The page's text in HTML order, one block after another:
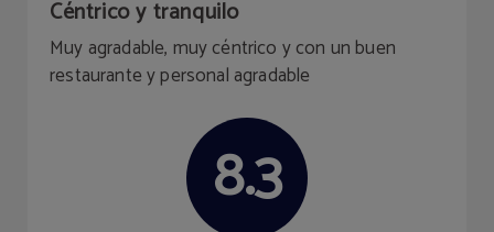
Céntrico y tranquilo
Muy agradable, muy céntrico y con un buen
restaurante y personal agradable
8.3